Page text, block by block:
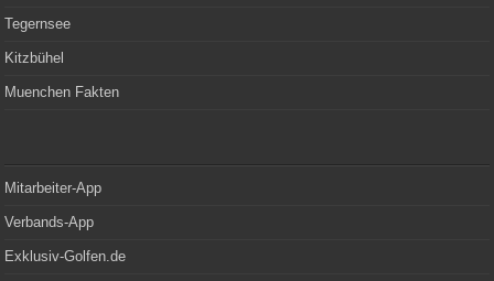
Tegernsee
Kitzbühel
Muenchen Fakten
Mitarbeiter-App
Verbands-App
Exklusiv-Golfen.de